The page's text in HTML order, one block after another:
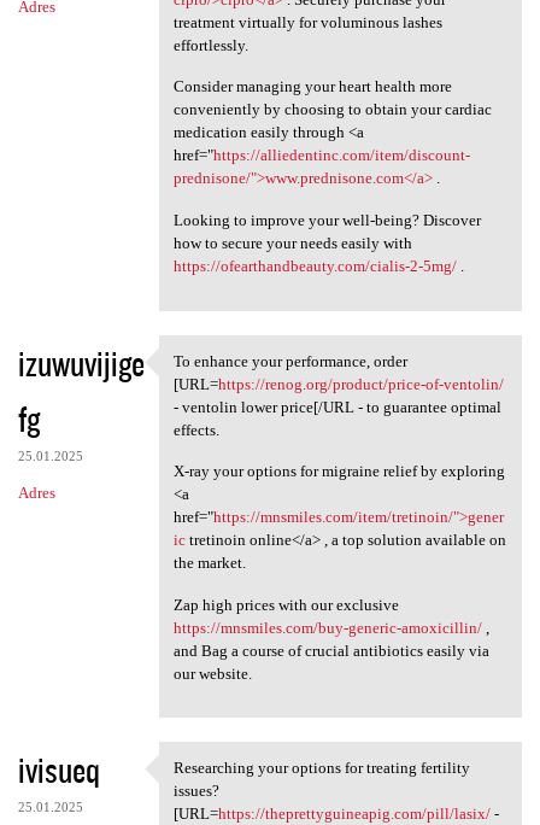
e
Adres
treatment virtually for voluminous lashes
effortlessly.
Consider managing your heart health more
conveniently by choosing to obtain your cardiac
medication easily through <a
href="https://alliedentinc.com/item/discount-
prednisone/">www.prednisone.com</a>.
Looking to improve your well-being? Discover
how to secure your needs easily with
https://ofearthandbeauty.com/cialis-2-5mg/.
izuwuvijige
fg
25.01.2025
Adres
To enhance your performance,
To enhance your performance, order
[URL=https://renog.org/product/price-of-ventolin/
- ventolin lower price[/URL - to guarantee optimal
effects.
X-ray your options for migraine relief by exploring
<a
href="https://mnsmiles.com/item/tretinoin/">gener
ictretinoin online</a> , a top solution available on
the market.
Zap high prices with our exclusive
https://mnsmiles.com/buy-generic-amoxicillin/,
and Bag a course of crucial antibiotics easily via
our website.
ivisueq
25.01.2025
Researching your options for
Researching your options for treating fertility
issues?
[URL=https://theprettyguineapig.com/pill/lasix/-